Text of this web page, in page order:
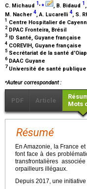
C. Michaud 1,⁎ , B. Bidaud 1
M. Nacher4, A. Lucarelli 4, S.
1 Centre Hospitalier de
2 DPAC Fronteira, Brésil
3 !D Santé, Guyane française
4 COREVIH, Guyane française
5 Secrétariat de la santé
6DAAC Guyane
7 Université de santé publique
⁎Auteur correspondant :
PDF Article
Mots
Résumé
En Amazonie, la France
font face à des
transfrontalières
orpailleurs illégaux.
Depuis 2017, une